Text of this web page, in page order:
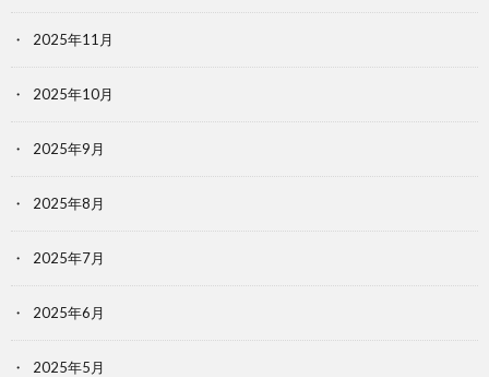
2025年11月
2025年10月
2025年9月
2025年8月
2025年7月
2025年6月
2025年5月